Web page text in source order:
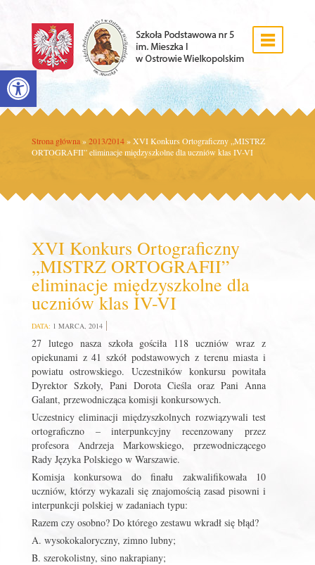
Open toolbar
Strona główna » 2013/2014 »XVI Konkurs Ortograficzny „MISTRZ
ORTOGRAFII” eliminacje międzyszkolne dla uczniów klas IV-VI
XVI Konkurs Ortograficzny
„MISTRZ ORTOGRAFII”
eliminacje międzyszkolne dla
uczniów klas IV-VI
DATA: 1 MARCA, 2014
27 lutego nasza szkoła gościła 118 uczniów wraz z
opiekunami z 41 szkół podstawowych z terenu miasta i
powiatu ostrowskiego. Uczestników konkursu powitała
Dyrektor Szkoły, Pani Dorota Cieśla oraz Pani Anna
Galant, przewodnicząca komisji konkursowych.
Uczestnicy eliminacji międzyszkolnych rozwiązywali test
ortograficzno – interpunkcyjny recenzowany przez
profesora Andrzeja Markowskiego, przewodniczącego
Rady Języka Polskiego w Warszawie.
Komisja konkursowa do finału zakwalifikowała 10
uczniów, którzy wykazali się znajomością zasad pisowni i
interpunkcji polskiej w zadaniach typu:
Razem czy osobno? Do którego zestawu wkradł się błąd?
A. wysokokaloryczny, zimno lubny;
B. szerokolistny, sino nakrapiany;